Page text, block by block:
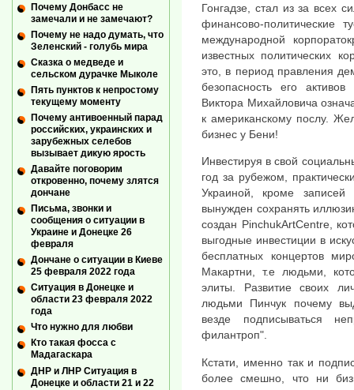
Гонгадзе, стал из за всех
финансово-политические
международной
известных политических
это, в период правления
безопасность его
Виктора Михайловича
к американскому послу.
бизнес у Бени!
Инвестируя в свой
год за рубежом,
Украиной, кроме записей
вынужден сохранять
создан PinchukArtCentre,
выгодные инвестиции в
бесплатных концертов
Макартни, т.е людьми,
элиты. Развитие своих
людьми Пинчук почему
везде подписываться
филантроп".
Кстати, именно так и
более смешно, что ни
Почему Донбасс не
замечали и не замечают?
Почему не надо думать, что
Зеленский - голубь мира
Сказка о медведе и
сельском дурачке Мыколе
Пять пунктов к непростому
текущему моменту
Почему антивоенный парад
российских, украинских и
зарубежных селебов
вызывает дикую ярость
Давайте поговорим
откровенно, почему злятся
дончане
Письма, звонки и
сообщения о ситуации в
Украине и Донецке 26
февраля
Дончане о ситуации в Киеве
25 февраля 2022 года
Ситуация в Донецке и
области 23 февраля 2022
года
Что нужно для любви
Кто такая фосса с
Мадагаскара
ДНР и ЛНР Ситуация в
Донецке и области 21 и 22